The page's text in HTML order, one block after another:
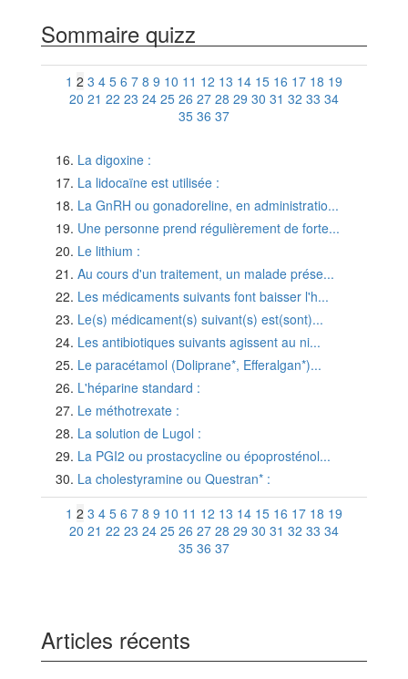
Sommaire quizz
1 2 3 4 5 6 7 8 9 10 11 12 13 14 15 16 17 18 19
20 21 22 23 24 25 26 27 28 29 30 31 32 33 34
35 36 37
La digoxine :
La lidocaïne est utilisée :
La GnRH ou gonadoreline, en administratio...
Une personne prend régulièrement de forte...
Le lithium :
Au cours d'un traitement, un malade prése...
Les médicaments suivants font baisser l'h...
Le(s) médicament(s) suivant(s) est(sont)...
Les antibiotiques suivants agissent au ni...
Le paracétamol (Doliprane*, Efferalgan*)...
L'héparine standard :
Le méthotrexate :
La solution de Lugol :
La PGI2 ou prostacycline ou époprosténol...
La cholestyramine ou Questran* :
1 2 3 4 5 6 7 8 9 10 11 12 13 14 15 16 17 18 19
20 21 22 23 24 25 26 27 28 29 30 31 32 33 34
35 36 37
Articles récents